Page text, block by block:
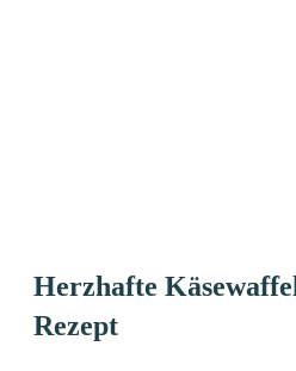
Herzhafte
Rezept